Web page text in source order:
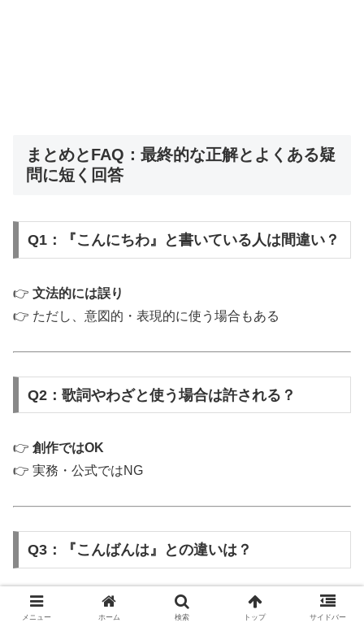
まとめとFAQ：最終的な正解とよくある疑
問に短く回答
Q1：『こんにちわ』と書いている人は間違い？
👉 文法的には誤り
👉 ただし、意図的・表現的に使う場合もある
Q2：歌詞やわざと使う場合は許される？
👉 創作ではOK
👉 実務・公式ではNG
Q3：『こんばんは』との違いは？
👉 「こんばんは」も助詞の「は」が残った形
メニュー ホーム 検索 トップ サイドバー